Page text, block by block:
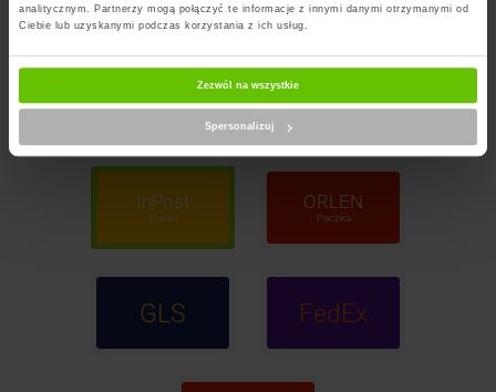
analitycznym. Partnerzy mogą połączyć te informacje z innymi danymi otrzymanymi od
Ciebie lub uzyskanymi podczas korzystania z ich usług.
Zezwól na wszystkie
Spersonalizuj
DPD Paczkomaty
InPost
Kurier
ORLEN
Paczka
GLS FedEx